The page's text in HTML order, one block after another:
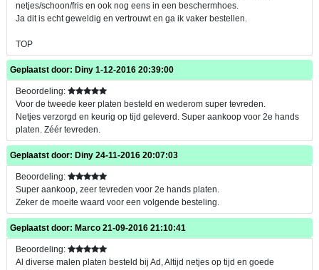
netjes/schoon/fris en ook nog eens in een beschermhoes.
Ja dit is echt geweldig en vertrouwt en ga ik vaker bestellen.
TOP
Geplaatst door: Diny 1-12-2016 20:39:00
Beoordeling:
Voor de tweede keer platen besteld en wederom super tevreden.
Netjes verzorgd en keurig op tijd geleverd. Super aankoop voor 2e hands
platen. Zéér tevreden.
Geplaatst door: Diny 24-11-2016 20:07:03
Beoordeling:
Super aankoop, zeer tevreden voor 2e hands platen.
Zeker de moeite waard voor een volgende besteling.
Geplaatst door: Marco 21-09-2016 21:10:41
Beoordeling:
Al diverse malen platen besteld bij Ad, Altijd netjes op tijd en goede